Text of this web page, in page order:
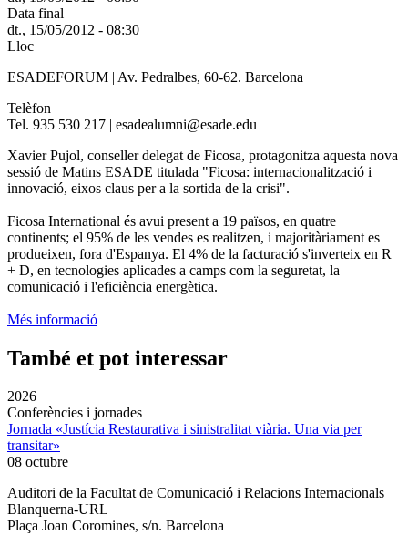
Data final
dt., 15/05/2012 - 08:30
Lloc
ESADEFORUM | Av. Pedralbes, 60-62. Barcelona
Telèfon
Tel. 935 530 217 | esadealumni@esade.edu
Xavier Pujol, conseller delegat de Ficosa, protagonitza aquesta nova
sessió de Matins ESADE titulada "Ficosa: internacionalització i
innovació, eixos claus per a la sortida de la crisi".
Ficosa International és avui present a 19 països, en quatre
continents; el 95% de les vendes es realitzen, i majoritàriament es
produeixen, fora d'Espanya. El 4% de la facturació s'inverteix en R
+ D, en tecnologies aplicades a camps com la seguretat, la
comunicació i l'eficiència energètica.
Més informació
També et pot interessar
2026
Conferències i jornades
Jornada «Justícia Restaurativa i sinistralitat viària. Una via per
transitar»
08 octubre
Auditori de la Facultat de Comunicació i Relacions Internacionals
Blanquerna-URL
Plaça Joan Coromines, s/n. Barcelona